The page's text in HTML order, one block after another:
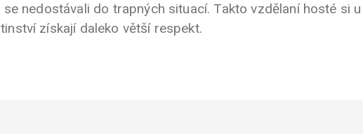
nedostávali do trapných situací. Takto vzdělaní hosté si u
získají daleko větší respekt.